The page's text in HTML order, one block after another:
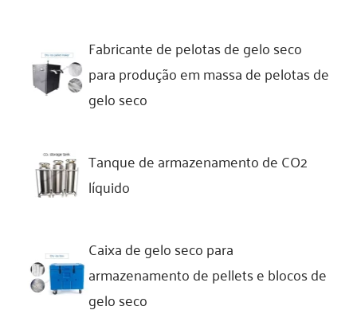
Fabricante de pelotas de gelo seco
para produção em massa de pelotas de
gelo seco
Tanque de armazenamento de CO2
líquido
Caixa de gelo seco para
armazenamento de pellets e blocos de
gelo seco